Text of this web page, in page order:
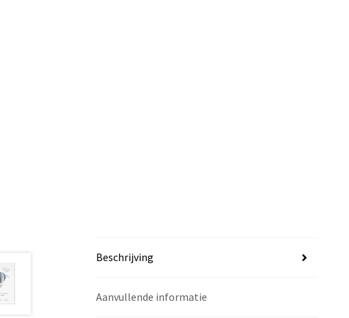
Beschrijving
Aanvullende informatie